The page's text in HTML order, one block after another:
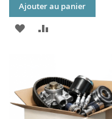
Ajouter au panier
AJOUTER
LISTE
D’ENVIE